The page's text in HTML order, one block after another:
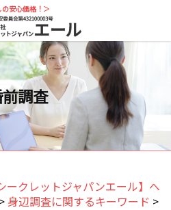
調査
安心価格！＞
ークレットジャパンエール】へ
> 身辺調査に関するキーワード >